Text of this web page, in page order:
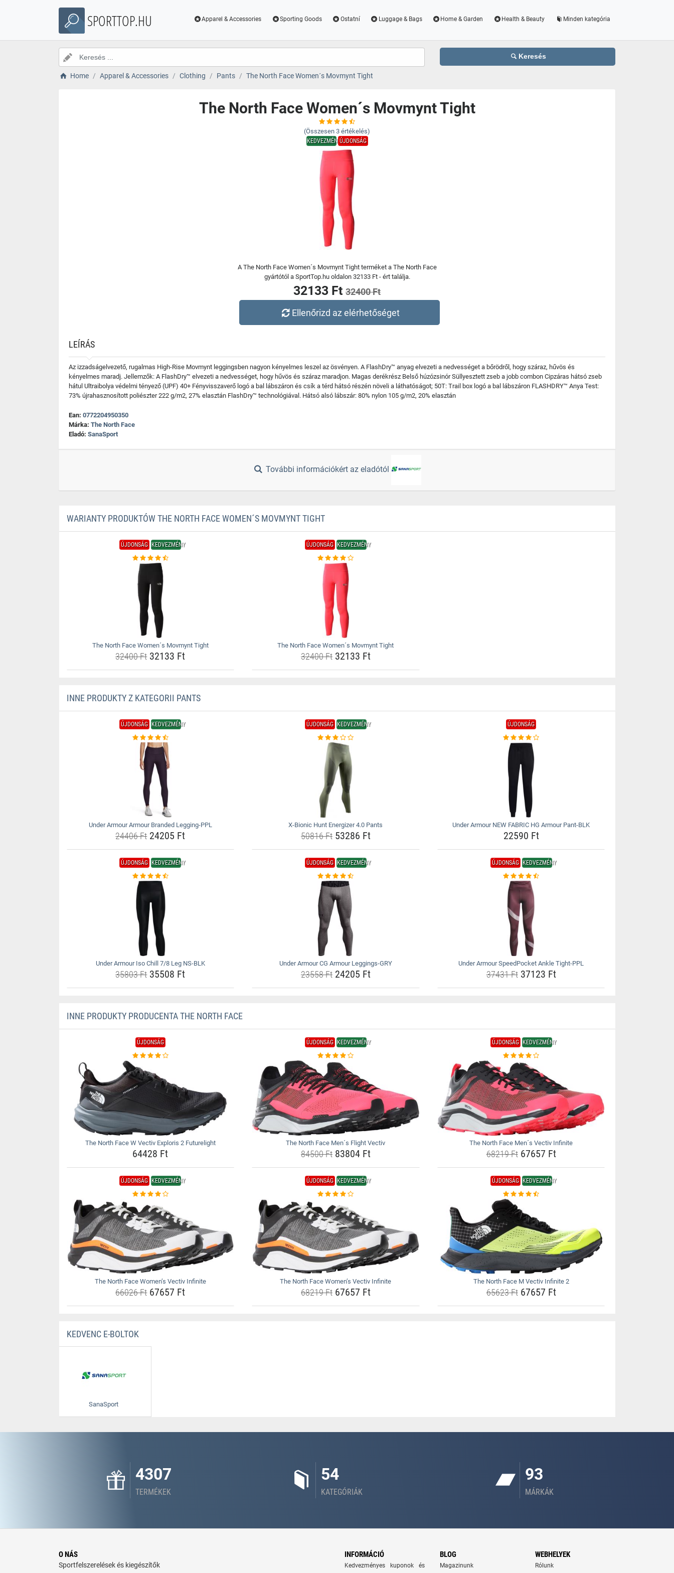
SPORTTOP.HU Apparel & Accessories Sporting Goods Ostatní Luggage & Bags Home & Garden Health & Beauty Minden kategória
Keresés
Home Apparel & Accessories Clothing Pants The North Face Women´s Movmynt Tight
The North Face Women´s Movmynt Tight
(Összesen 3 értékelés)
KEDVEZMÉNYÚJDONSÁG
A The North Face Women´s Movmynt Tight terméket a The North Face
gyártótól a SportTop.hu oldalon 32133 Ft - ért találja.
32133 Ft 32400 Ft
Ellenőrizd az elérhetőséget
LEÍRÁS
Az izzadságelvezető, rugalmas High-Rise Movmynt leggingsben nagyon kényelmes leszel az ösvényen. A FlashDry™ anyag elvezeti a nedvességet a bőrödről, hogy száraz, hűvös és
kényelmes maradj. Jellemzők: A FlashDry™ elvezeti a nedvességet, hogy hűvös és száraz maradjon. Magas derékrész Belső húzózsinór Süllyesztett zseb a jobb combon Cipzáras hátsó zseb
hátul Ultraibolya védelmi tényező (UPF) 40+ Fényvisszaverő logó a bal lábszáron és csík a térd hátsó részén növeli a láthatóságot; 50T: Trail box logó a bal lábszáron FLASHDRY™ Anya Test:
73% újrahasznosított poliészter 222 g/m2, 27% elasztán FlashDry™ technológiával. Hátsó alsó lábszár: 80% nylon 105 g/m2, 20% elasztán
Ean: 0772204950350
Márka: The North Face
Eladó: SanaSport
További információkért az eladótól
WARIANTY PRODUKTÓW THE NORTH FACE WOMEN´S MOVMYNT TIGHT
ÚJDONSÁG KEDVEZMÉNY
The North Face Women´s Movmynt Tight
32400 Ft32133 Ft
ÚJDONSÁG KEDVEZMÉNY
The North Face Women´s Movmynt Tight
32400 Ft32133 Ft
INNE PRODUKTY Z KATEGORII PANTS
ÚJDONSÁG KEDVEZMÉNY
Under Armour Armour Branded Legging-PPL
24406 Ft24205 Ft
ÚJDONSÁG KEDVEZMÉNY
X-Bionic Hunt Energizer 4.0 Pants
50816 Ft53286 Ft
ÚJDONSÁG
Under Armour NEW FABRIC HG Armour Pant-BLK
22590 Ft
ÚJDONSÁG KEDVEZMÉNY
Under Armour Iso Chill 7/8 Leg NS-BLK
35803 Ft35508 Ft
ÚJDONSÁG KEDVEZMÉNY
Under Armour CG Armour Leggings-GRY
23558 Ft24205 Ft
ÚJDONSÁG KEDVEZMÉNY
Under Armour SpeedPocket Ankle Tight-PPL
37431 Ft37123 Ft
INNE PRODUKTY PRODUCENTA THE NORTH FACE
ÚJDONSÁG
The North Face W Vectiv Exploris 2 Futurelight
64428 Ft
ÚJDONSÁG KEDVEZMÉNY
The North Face Men´s Flight Vectiv
84500 Ft83804 Ft
ÚJDONSÁG KEDVEZMÉNY
The North Face Men´s Vectiv Infinite
68219 Ft67657 Ft
ÚJDONSÁG KEDVEZMÉNY
The North Face Women’s Vectiv Infinite
66026 Ft67657 Ft
ÚJDONSÁG KEDVEZMÉNY
The North Face Women’s Vectiv Infinite
68219 Ft67657 Ft
ÚJDONSÁG KEDVEZMÉNY
The North Face M Vectiv Infinite 2
65623 Ft67657 Ft
KEDVENC E-BOLTOK
SanaSport
4307
TERMÉKEK
54
KATEGÓRIÁK
93
MÁRKÁK
O NÁS
Sportfelszerelések és kiegészítők
INFORMÁCIÓ
Kedvezményes kuponok és
BLOG
Magazinunk
WEBHELYEK
Rólunk